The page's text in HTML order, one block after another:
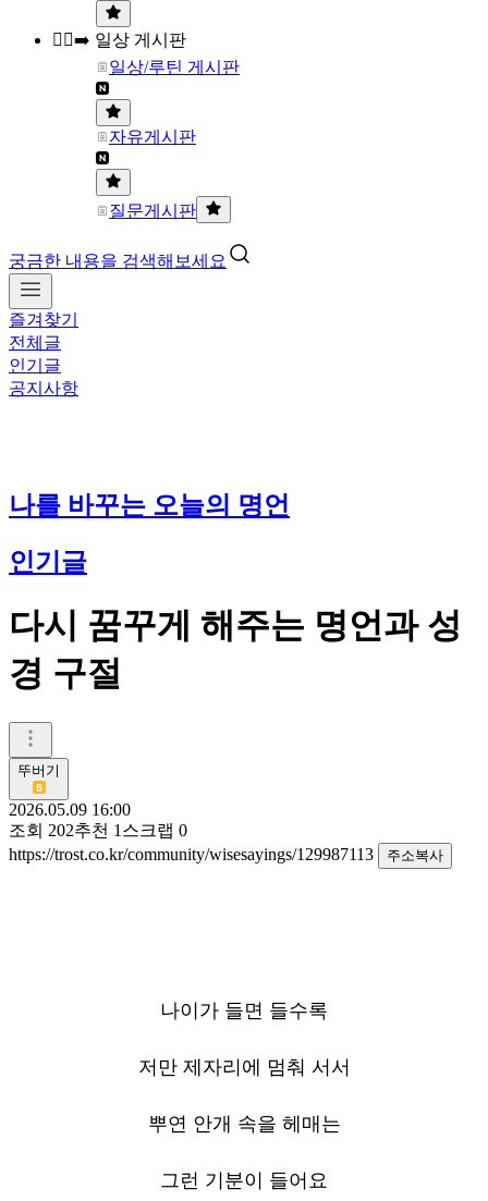
🏃‍♀️‍➡️ 일상 게시판
일상/루틴 게시판
자유게시판
질문게시판
궁금한 내용을 검색해보세요
즐겨찾기
전체글
인기글
공지사항
나를 바꾸는 오늘의 명언
인기글
다시 꿈꾸게 해주는 명언과 성
경 구절
뚜버기
2026.05.09 16:00
조회 202추천 1 스크랩 0
https://trost.co.kr/community/wisesayings/129987113
주소복사
나이가 들면 들수록
저만 제자리에 멈춰 서서
뿌연 안개 속을 헤매는
그런 기분이 들어요